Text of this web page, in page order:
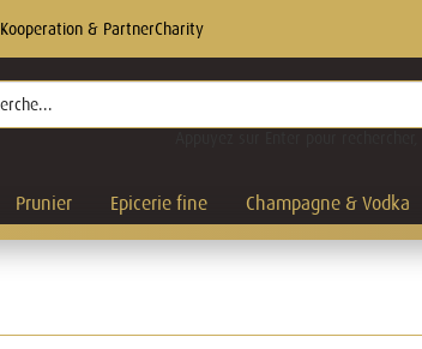
Kooperation & PartnerCharity
Prunier Epicerie fine Champagne & Vodka